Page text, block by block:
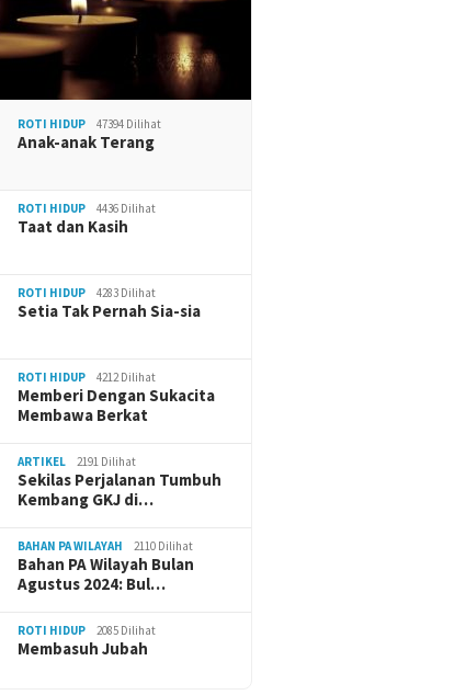
ROTI HIDUP 47394 Dilihat
Anak-anak Terang
ROTI HIDUP 4436 Dilihat
Taat dan Kasih
ROTI HIDUP 4283 Dilihat
Setia Tak Pernah Sia-sia
ROTI HIDUP 4212 Dilihat
Memberi Dengan Sukacita
Membawa Berkat
ARTIKEL 2191 Dilihat
Sekilas Perjalanan Tumbuh
Kembang GKJ di…
BAHAN PA WILAYAH 2110 Dilihat
Bahan PA Wilayah Bulan
Agustus 2024: Bul…
ROTI HIDUP 2085 Dilihat
Membasuh Jubah